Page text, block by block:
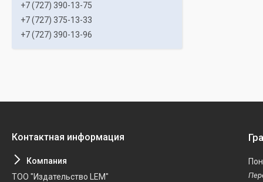
+7 (727) 390-13-75
+7 (727) 375-13-33
+7 (727) 390-13-96
ТОО "Издательство LEM"